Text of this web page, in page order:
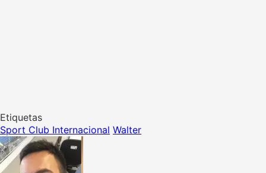
Etiquetas
Sport Club Internacional Walter